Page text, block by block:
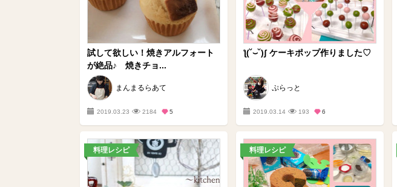
試して欲しい！焼きアルフォート
が絶品♪ 焼きチョ...
まんまるらあて
2019.03.23 2184 5
ƪ(˘⌣˘)ʃ ケーキポップ作りました♡
ぷらっと
2019.03.14 193 6
料理レシピ 料理レシピ